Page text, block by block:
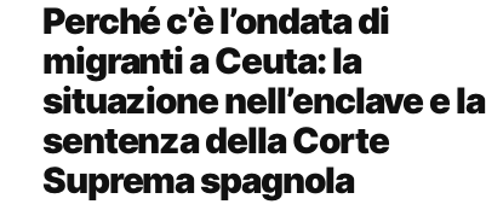
Perché c’è l’ondata di
migranti a Ceuta: la
situazione nell’enclave e la
sentenza della Corte
Suprema spagnola